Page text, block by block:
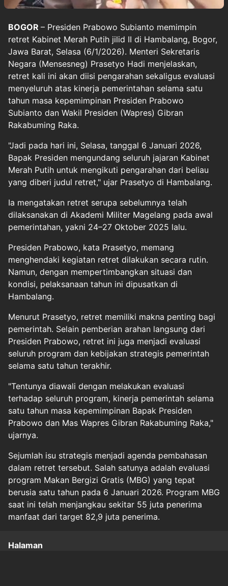
BOGOR – Presiden Prabowo Subianto memimpin
retret Kabinet Merah Putih jilid II di Hambalang, Bogor,
Jawa Barat, Selasa (6/1/2026). Menteri Sekretaris
Negara (Mensesneg) Prasetyo Hadi menjelaskan,
retret kali ini akan diisi pengarahan sekaligus evaluasi
menyeluruh atas kinerja pemerintahan selama satu
tahun masa kepemimpinan Presiden Prabowo
Subianto dan Wakil Presiden (Wapres) Gibran
Rakabuming Raka.
"Jadi pada hari ini, Selasa, tanggal 6 Januari 2026,
Bapak Presiden mengundang seluruh jajaran Kabinet
Merah Putih untuk mengikuti pengarahan dari beliau
yang diberi judul retret," ujar Prasetyo di Hambalang.
Ia mengatakan retret serupa sebelumnya telah
dilaksanakan di Akademi Militer Magelang pada awal
pemerintahan, yakni 24–27 Oktober 2025 lalu.
Presiden Prabowo, kata Prasetyo, memang
menghendaki kegiatan retret dilakukan secara rutin.
Namun, dengan mempertimbangkan situasi dan
kondisi, pelaksanaan tahun ini dipusatkan di
Hambalang.
Menurut Prasetyo, retret memiliki makna penting bagi
pemerintah. Selain pemberian arahan langsung dari
Presiden Prabowo, retret ini juga menjadi evaluasi
seluruh program dan kebijakan strategis pemerintah
selama satu tahun terakhir.
"Tentunya diawali dengan melakukan evaluasi
terhadap seluruh program, kinerja pemerintah selama
satu tahun masa kepemimpinan Bapak Presiden
Prabowo dan Mas Wapres Gibran Rakabuming Raka,"
ujarnya.
Sejumlah isu strategis menjadi agenda pembahasan
dalam retret tersebut. Salah satunya adalah evaluasi
program Makan Bergizi Gratis (MBG) yang tepat
berusia satu tahun pada 6 Januari 2026. Program MBG
saat ini telah menjangkau sekitar 55 juta penerima
manfaat dari target 82,9 juta penerima.
Halaman